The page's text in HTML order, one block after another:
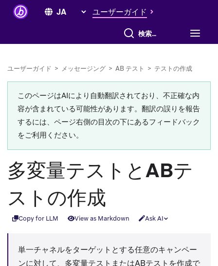
ユーザーガイド
すべて検索
ユーザーガイド > メッセージング > AB テスト > テストの作成
このページはAIにより自動翻訳されており、不正確な内
容が含まれている可能性があります。翻訳の誤りを報告
するには、ページ右側の目次の下にあるフィードバック
をご利用ください。
多変量テストとABテ
ストの作成
Copy for LLM View as Markdown Ask AI
単一チャネルをターゲットとする任意のキャンペー
ンに対して、多変量テストまたはABテストを作成で